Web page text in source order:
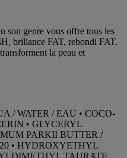
son genre vous offre tous les
brillance FAT, rebondi FAT.
la peau et
/ WATER / EAU • COCO-
• GLYCERYL
PARKII BUTTER /
• HYDROXYETHYL
TAURATE